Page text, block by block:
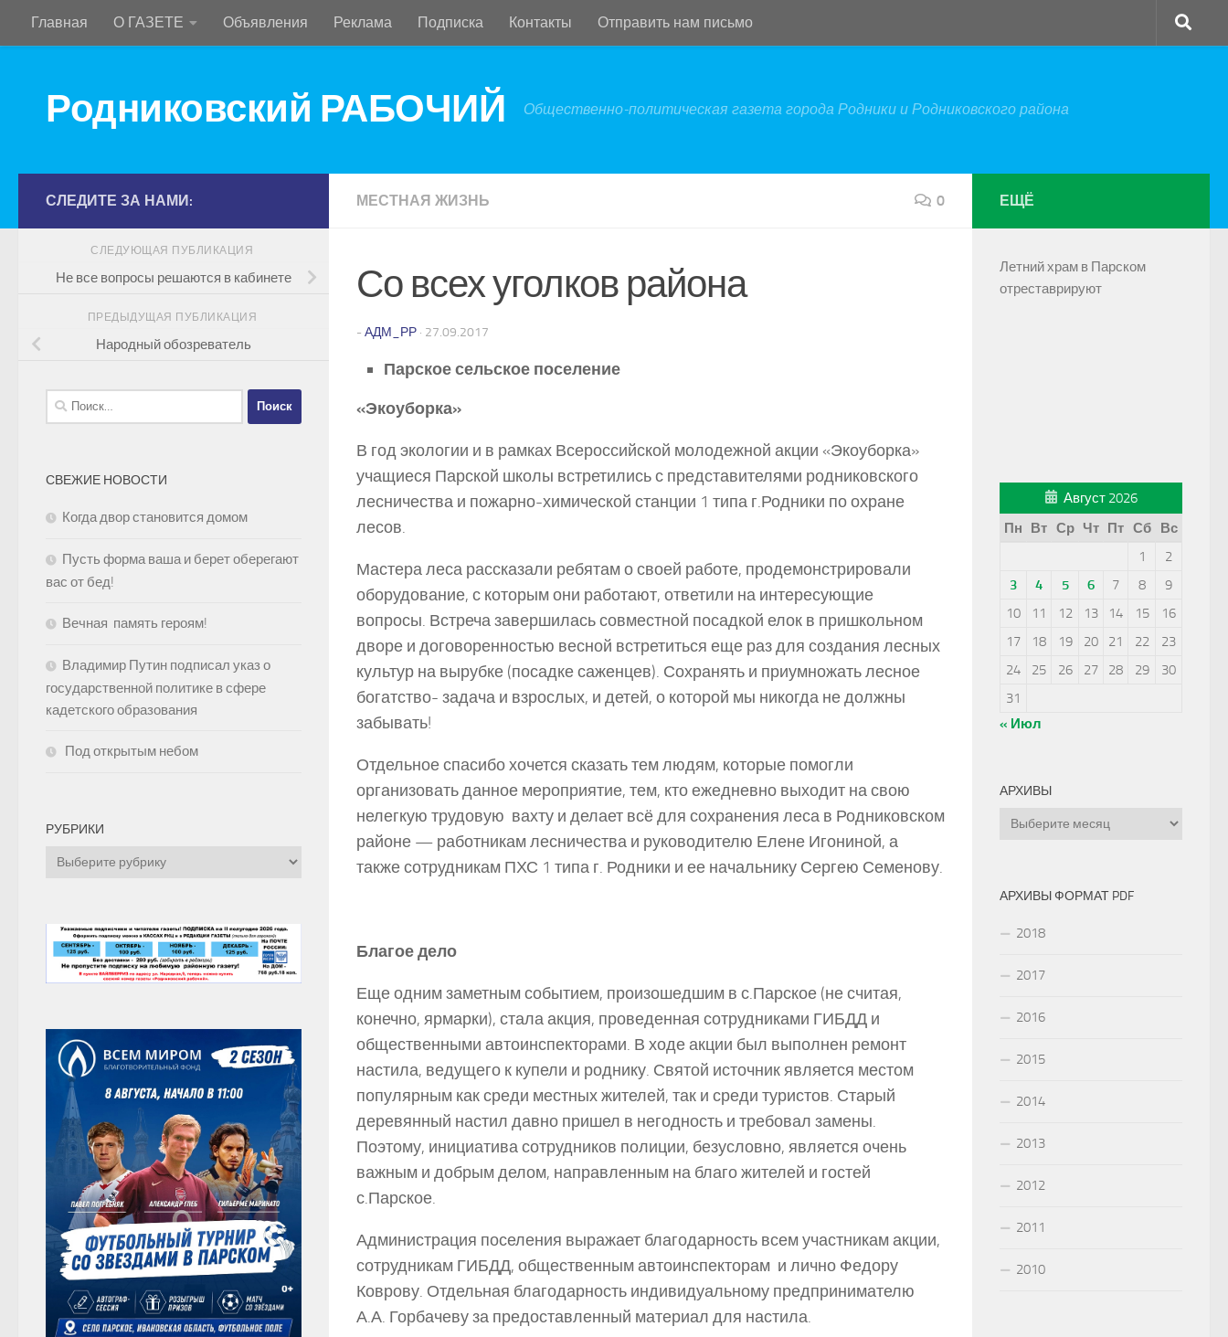
Перейти к содержимому
Главная О ГАЗЕТЕ Объявления Реклама Подписка Контакты Отправить нам письмо
Родниковский РАБОЧИЙ Общественно-политическая газета города Родники и Родниковского района
МЕСТНАЯ ЖИЗНЬ 0
Со всех уголков района
- АДМ_РР · 27.09.2017
Парское сельское поселение
«Экоуборка»
В год экологии и в рамках Всероссийской молодежной акции «Экоуборка»
учащиеся Парской школы встретились с представителями родниковского
лесничества и пожарно-химической станции 1 типа г.Родники по охране
лесов.
Мастера леса рассказали ребятам о своей работе, продемонстрировали
оборудование, с которым они работают, ответили на интересующие
вопросы. Встреча завершилась совместной посадкой елок в пришкольном
дворе и договоренностью весной встретиться еще раз для создания лесных
культур на вырубке (посадке саженцев). Сохранять и приумножать лесное
богатство- задача и взрослых, и детей, о которой мы никогда не должны
забывать!
Отдельное спасибо хочется сказать тем людям, которые помогли
организовать данное мероприятие, тем, кто ежедневно выходит на свою
нелегкую трудовую вахту и делает всё для сохранения леса в Родниковском
районе — работникам лесничества и руководителю Елене Игониной, а
также сотрудникам ПХС 1 типа г. Родники и ее начальнику Сергею Семенову.
Благое дело
Еще одним заметным событием, произошедшим в с.Парское (не считая,
конечно, ярмарки), стала акция, проведенная сотрудниками ГИБДД и
общественными автоинспекторами. В ходе акции был выполнен ремонт
настила, ведущего к купели и роднику. Святой источник является местом
популярным как среди местных жителей, так и среди туристов. Старый
деревянный настил давно пришел в негодность и требовал замены.
Поэтому, инициатива сотрудников полиции, безусловно, является очень
важным и добрым делом, направленным на благо жителей и гостей
с.Парское.
Администрация поселения выражает благодарность всем участникам акции,
сотрудникам ГИБДД, общественным автоинспекторам и лично Федору
Коврову. Отдельная благодарность индивидуальному предпринимателю
А.А. Горбачеву за предоставленный материал для настила.
СЛЕДИТЕ ЗА НАМИ:
СЛЕДУЮЩАЯ ПУБЛИКАЦИЯ
Не все вопросы решаются в кабинете
ПРЕДЫДУЩАЯ ПУБЛИКАЦИЯ
Народный обозреватель
Найти:
СВЕЖИЕ НОВОСТИ
Когда двор становится домом
Пусть форма ваша и берет оберегают
вас от бед!
Вечная память героям!
Владимир Путин подписал указ о
государственной политике в сфере
кадетского образования
Под открытым небом
РУБРИКИ
Рубрики
ЕЩЁ
Летний храм в Парском
отреставрируют
Август 2026
Пн
Вт Ср Чт Пт Сб
Вс
1
2
3
4 5 6 7 8
9
10
11 12 13 14 15
16
17
18 19 20 21 22
23
24
25 26 27 28 29
30
31
« Июл
АРХИВЫ
Архивы
АРХИВЫ ФОРМАТ PDF
2018
2017
2016
2015
2014
2013
2012
2011
2010